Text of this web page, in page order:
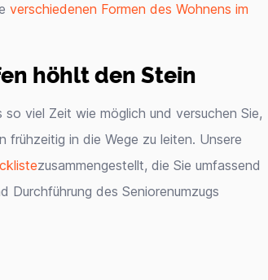
verschiedenen Formen des Wohnens im
höhlt den Stein
viel Zeit wie möglich und versuchen Sie,
frühzeitig in die Wege zu leiten. Unsere
zusammengestellt, die Sie umfassend
Durchführung des Seniorenumzugs